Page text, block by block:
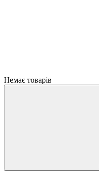
Немає товарів